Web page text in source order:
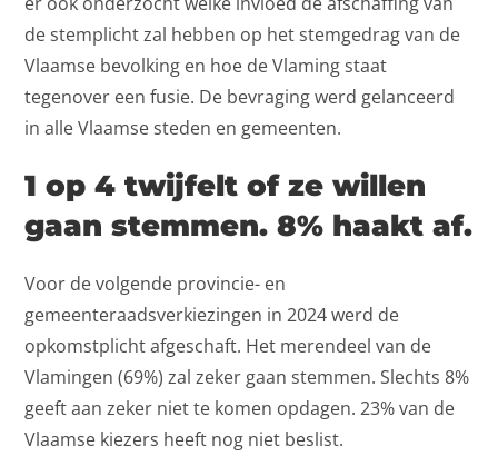
de stemplicht zal hebben op het stemgedrag van de
Vlaamse bevolking en hoe de Vlaming staat
tegenover een fusie. De bevraging werd gelanceerd
in alle Vlaamse steden en gemeenten.
1 op 4 twijfelt of ze willen
gaan stemmen. 8% haakt af.
Voor de volgende provincie- en
gemeenteraadsverkiezingen in 2024 werd de
opkomstplicht afgeschaft. Het merendeel van de
Vlamingen (69%) zal zeker gaan stemmen. Slechts 8%
geeft aan zeker niet te komen opdagen. 23% van de
Vlaamse kiezers heeft nog niet beslist.